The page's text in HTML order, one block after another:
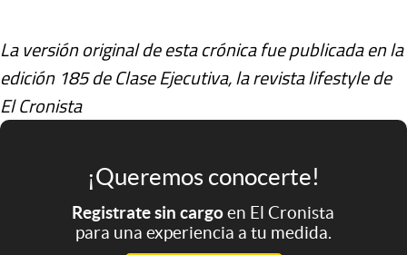
La versión original de esta crónica fue publicada en la
edición 185 de Clase Ejecutiva, la revista lifestyle de
El Cronista
¡Queremos conocerte!
Registrate sin cargoen El Cronista
para una experiencia a tu medida.